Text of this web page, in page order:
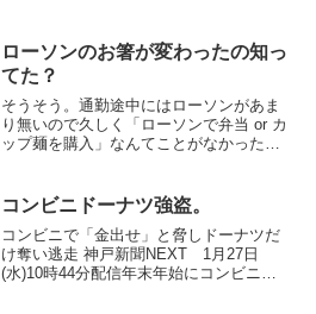
ポイント」に集約。
ローソンのお箸が変わったの知っ
てた？
そうそう。通勤途中にはローソンがあま
り無いので久しく「ローソンで弁当 or カ
ップ麺を購入」なんてことがなかったん
る！？つーか、割り箸じゃなくなって
る。丸いの。でも、使...
コンビニドーナツ強盗。
コンビニで「金出せ」と脅しドーナツだ
け奪い逃走 神戸新聞NEXT 1月27日
(水)10時44分配信年末年始にコンビニで